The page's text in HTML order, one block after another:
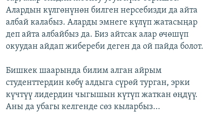
Алардын күлгөнүнөн билген нерсебизди да айта
албай калабыз. Аларды эмнеге күлүп жатасыңар
деп айта албайбыз да. Биз айтсак алар өчөшүп
окуудан айдап жибереби деген да ой пайда болот.
Бишкек шаарында билим алган айрым
студенттердин көбү алдыга сүрөй турган, эрки
күчтүү лидердин чыгышын күтүп жаткан өңдүү.
Аны да убагы келгенде сөз кыларбыз...